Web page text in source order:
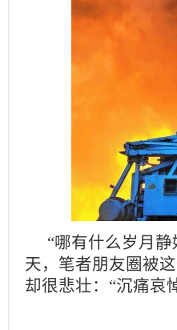
“哪有什么岁月
天，笔者朋友圈被
却很悲壮：“沉痛哀